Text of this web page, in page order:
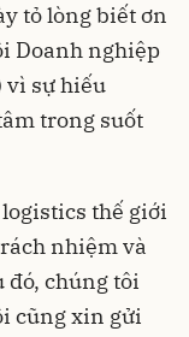
tỏ lòng biết ơn
Doanh nghiệp
vì sự hiếu
trong suốt
logistics thế giới
nhiệm và
đó, chúng tôi
cũng xin gửi